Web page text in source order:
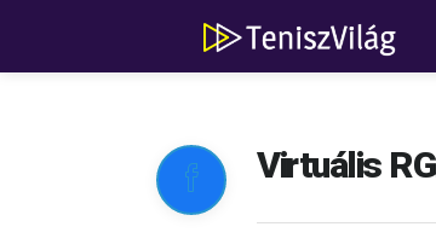
 Virtuális